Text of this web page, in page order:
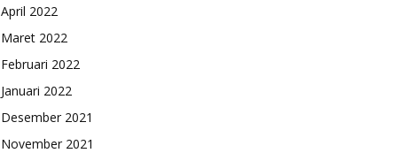
April 2022
Maret 2022
Februari 2022
Januari 2022
Desember 2021
November 2021